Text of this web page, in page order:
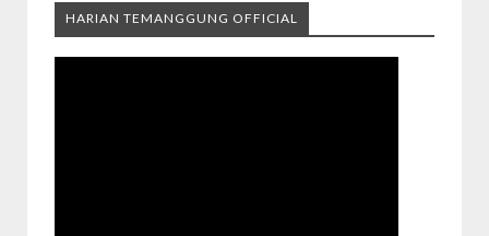
HARIAN TEMANGGUNG OFFICIAL